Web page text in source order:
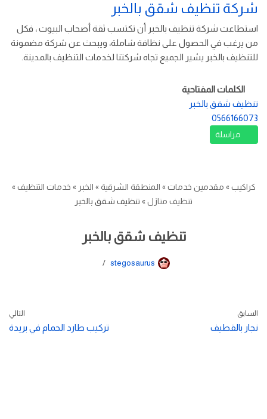
شركة تنظيف شقق بالخبر
استطاعت شركة تنظيف بالخبر أن تكتسب ثقة أصحاب البيوت ، فكل
من يرغب في الحصول على نظافة شاملة، ويبحث عن شركة مضمونة
للتنظيف بالخبر يشير الجميع تجاه شركتنا لخدمات التنظيف بالمدينة.
الكلمات المفتاحية
تنظيف شقق بالخبر
0566166073
مراسلة
كراكيب» مقدمين خدمات» المنطقة الشرقية» الخبر » خدمات التنظيف»
تنظيف منازل» تنظيف شقق بالخبر
تنظيف شقق بالخبر
stegosaurus
السابق
نجار بالقطيف
التالي
تركيب طارد الحمام في بريدة